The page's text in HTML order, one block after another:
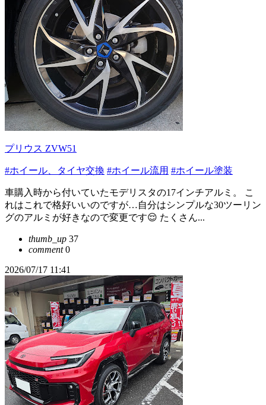
プリウス ZVW51
#ホイール、タイヤ交換 #ホイール流用 #ホイール塗装
車購入時から付いていたモデリスタの17インチアルミ。 こ
れはこれで格好いいのですが…自分はシンプルな30ツーリン
グのアルミが好きなので変更です😌 たくさん...
thumb_up 37
comment0
2026/07/17 11:41